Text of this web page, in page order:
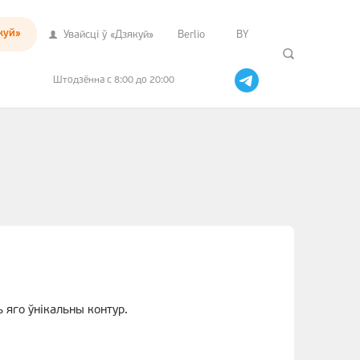
Увайсцi ў «Дзякуй» Berlio BY
Штодзённа с 8:00 до 20:00
ўнікальны контур.